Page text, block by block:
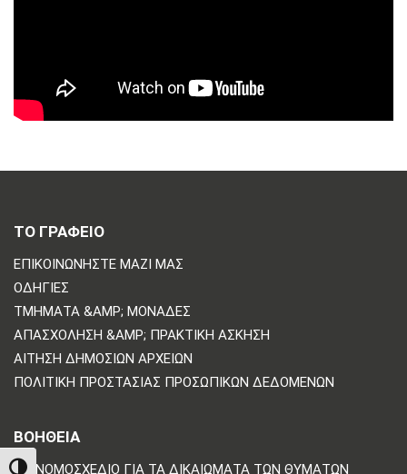
ΤΟ ΓΡΑΦΕΙΟ
ΕΠΙΚΟΙΝΩΝΗΣΤΕ ΜΑΖΙ ΜΑΣ
ΟΔΗΓΊΕΣ
ΤΜΉΜΑΤΑ &AMP; ΜΟΝΆΔΕΣ
ΑΠΑΣΧΌΛΗΣΗ &AMP; ΠΡΑΚΤΙΚΉ ΆΣΚΗΣΗ
ΑΊΤΗΣΗ ΔΗΜΌΣΙΩΝ ΑΡΧΕΊΩΝ
ΠΟΛΙΤΙΚΗ ΠΡΟΣΤΑΣΙΑΣ ΠΡΟΣΩΠΙΚΩΝ ΔΕΔΟΜΕΝΩΝ
ΒΟΗΘΕΙΑ
ΤΟ ΝΟΜΟΣΧΈΔΙΟ ΓΙΑ ΤΑ ΔΙΚΑΙΏΜΑΤΑ ΤΩΝ ΘΥΜΆΤΩΝ